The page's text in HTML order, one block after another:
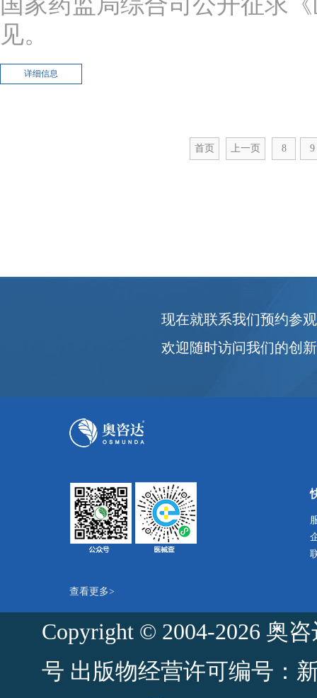
见。
详细信息
首页 上一页 8 9
现在就联系我们预约参观
欢迎随时访问我们的创
查看更多>
Copyright © 2004-2026 奥
号 出版物经营许可编号：